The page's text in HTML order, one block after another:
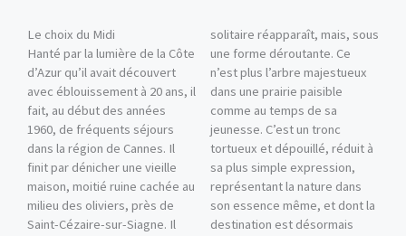
Le choix du Midi
Hanté par la lumière de la Côte
d’Azur qu’il avait découvert
avec éblouissement à 20 ans, il
fait, au début des années
1960, de fréquents séjours
dans la région de Cannes. Il
finit par dénicher une vieille
maison, moitié ruine cachée au
milieu des oliviers, près de
Saint-Cézaire-sur-Siagne. Il
solitaire réapparaît, mais, sous
une forme déroutante. Ce
n’est plus l’arbre majestueux
dans une prairie paisible
comme au temps de sa
jeunesse. C’est un tronc
tortueux et dépouillé, réduit à
sa plus simple expression,
représentant la nature dans
son essence même, et dont la
destination est désormais